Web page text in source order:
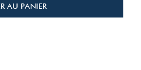
AU PANIER